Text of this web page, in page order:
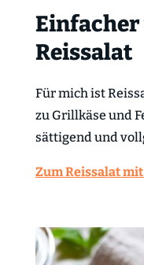
Reissalat
Für mich ist
zu Grillkäse und
sättigend und
Zum Reissalat